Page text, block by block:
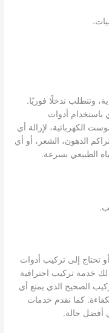
وتتطلب تدخلًا فوريًا.
باستخدام أدوات
الكهربائية، لإزالة أي
الدهون، الشعر، أو أي
الطبيعي بسرعة.
تحتاج إلى تركيب أدوات
لك خدمة تركيب احترافية
الصحيح الذي يمنع أي
كما نقدم خدمات
أفضل حالة.